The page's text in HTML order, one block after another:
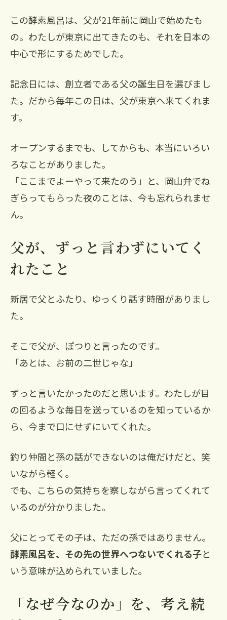
この酵素風呂は、父が21年前に岡山で始めたも
の。わたしが東京に出てきたのも、それを日本の
中心で形にするためでした。
記念日には、創立者である父の誕生日を選びまし
た。だから毎年この日は、父が東京へ来てくれま
す。
オープンするまでも、してからも、本当にいろい
ろなことがありました。
「ここまでよーやって来たのう」と、岡山弁でね
ぎらってもらった夜のことは、今も忘れられませ
ん。
父が、ずっと言わずにいてく
れたこと
新居で父とふたり、ゆっくり話す時間がありまし
た。
そこで父が、ぽつりと言ったのです。
「あとは、お前の二世じゃな」
ずっと言いたかったのだと思います。わたしが目
の回るような毎日を送っているのを知っているか
ら、今まで口にせずにいてくれた。
釣り仲間と孫の話ができないのは俺だけだと、笑
いながら軽く。
でも、こちらの気持ちを察しながら言ってくれて
いるのが分かりました。
父にとってその子は、ただの孫ではありません。
酵素風呂を、その先の世界へつないでくれる子と
いう意味が込められていました。
「なぜ今なのか」を、考え続